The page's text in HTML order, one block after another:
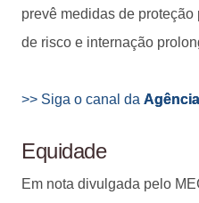
prevê medidas de
de risco e internação
>> Siga o canal da
Equidade
Em nota divulgada pelo